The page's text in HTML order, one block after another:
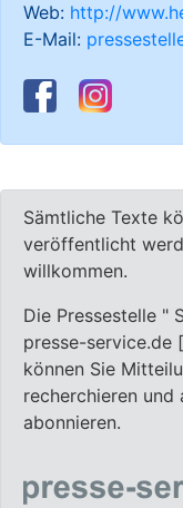
Web: http://
E-Mail:
Sämtliche Texte
veröffentlicht
willkommen.
Die Pressestelle "
presse-service.de [
können Sie
recherchieren und
abonnieren.